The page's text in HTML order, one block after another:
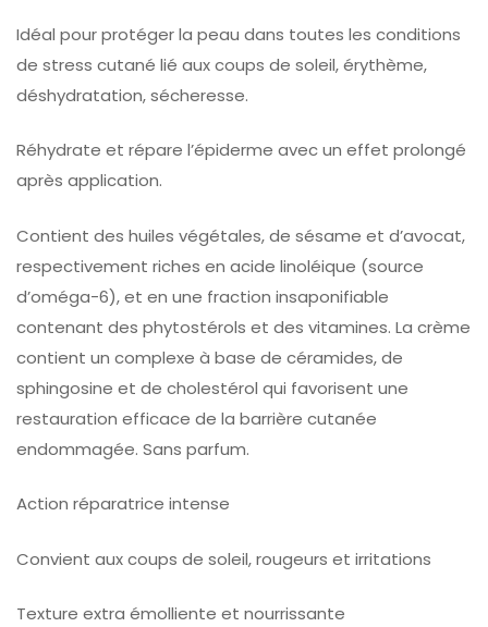
Idéal pour protéger la peau dans toutes les conditions
de stress cutané lié aux coups de soleil, érythème,
déshydratation, sécheresse.
Réhydrate et répare l’épiderme avec un effet prolongé
après application.
Contient des huiles végétales, de sésame et d’avocat,
respectivement riches en acide linoléique (source
d’oméga-6), et en une fraction insaponifiable
contenant des phytostérols et des vitamines. La crème
contient un complexe à base de céramides, de
sphingosine et de cholestérol qui favorisent une
restauration efficace de la barrière cutanée
endommagée. Sans parfum.
Action réparatrice intense
Convient aux coups de soleil, rougeurs et irritations
Texture extra émolliente et nourrissante